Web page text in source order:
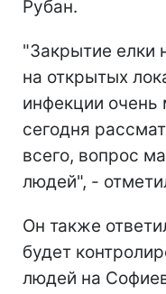
Рубан.
"Закрытие елки
на открытых
инфекции очень
сегодня
всего, вопрос
людей", -
Он также
будет
людей на